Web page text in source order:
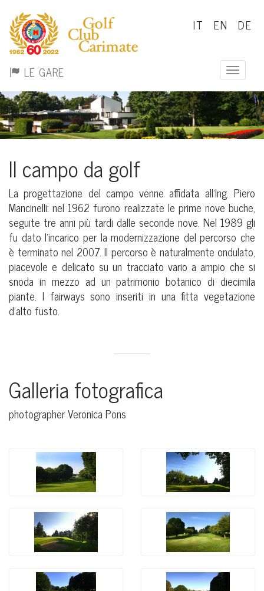
IT EN DE
LE GARE Toggle
Il campo da golf
La progettazione del campo venne affidata all’Ing. Piero
Mancinelli: nel 1962 furono realizzate le prime nove buche,
seguite tre anni più tardi dalle seconde nove. Nel 1989 gli
fu dato l’incarico per la modernizzazione del percorso che
è terminato nel 2007. Il percorso è naturalmente ondulato,
piacevole e delicato su un tracciato vario a ampio che si
snoda in mezzo ad un patrimonio botanico di diecimila
piante. I fairways sono inseriti in una fitta vegetazione
d’alto fusto.
Galleria fotografica
photographer Veronica Pons